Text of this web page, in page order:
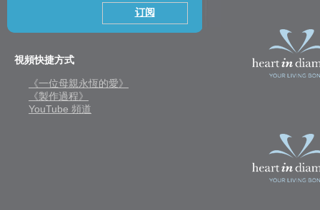
視頻快捷方式
《一位母親永恆的愛》
《製作過程》
YouTube 頻道